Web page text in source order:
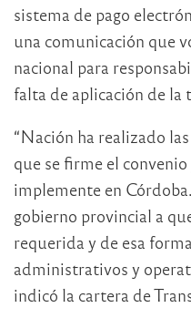
sistema de pago
una comunicación que
nacional para
falta de aplicación de la
“Nación ha realizado
que se firme el
implemente en
gobierno provincial a
requerida y de esa
administrativos y
indicó la cartera de